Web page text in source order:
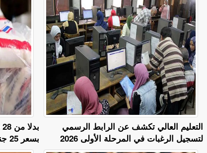
بسعر 25 جنيهًا للكيلو بعد غد الخميس
التعليم العالي تكشف عن الرابط الرسمي
لتسجيل الرغبات في المرحلة الأولى 2026